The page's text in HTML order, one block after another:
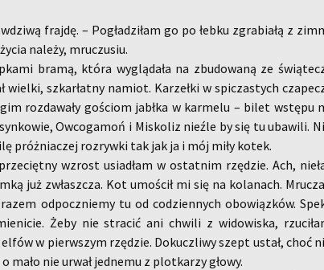
fraj­dę. – Po­gła­dzi­łam go po łebku zgra­bia­łą z
na­le­ży, mru­czu­siu.
bramą, która wy­glą­da­ła na zbu­do­wa­ną ze
wiel­ki, szkar­łat­ny na­miot. Ka­rzeł­ki w spi­cza­stych
roz­da­wa­ły go­ściom jabł­ka w kar­me­lu – bilet wstę­pu
Owco­ga­moń i Mi­sko­liz nie­źle by się tu uba­wi­li.
próż­nia­czej roz­ryw­ki tak jak ja i mój miły kotek.
wzrost usia­dłam w ostat­nim rzę­dzie. Ach,
już zwłasz­cza. Kot umo­ścił mi się na ko­la­nach.
od­pocz­nie­my tu od co­dzien­nych obo­wiąz­ków.
Żeby nie stra­cić ani chwi­li z wi­do­wi­ska,
w pierw­szym rzę­dzie. Do­kucz­li­wy szept ustał, choć
mało nie urwał jed­ne­mu z plot­ka­rzy głowy.